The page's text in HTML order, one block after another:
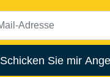
Schicken Sie mir